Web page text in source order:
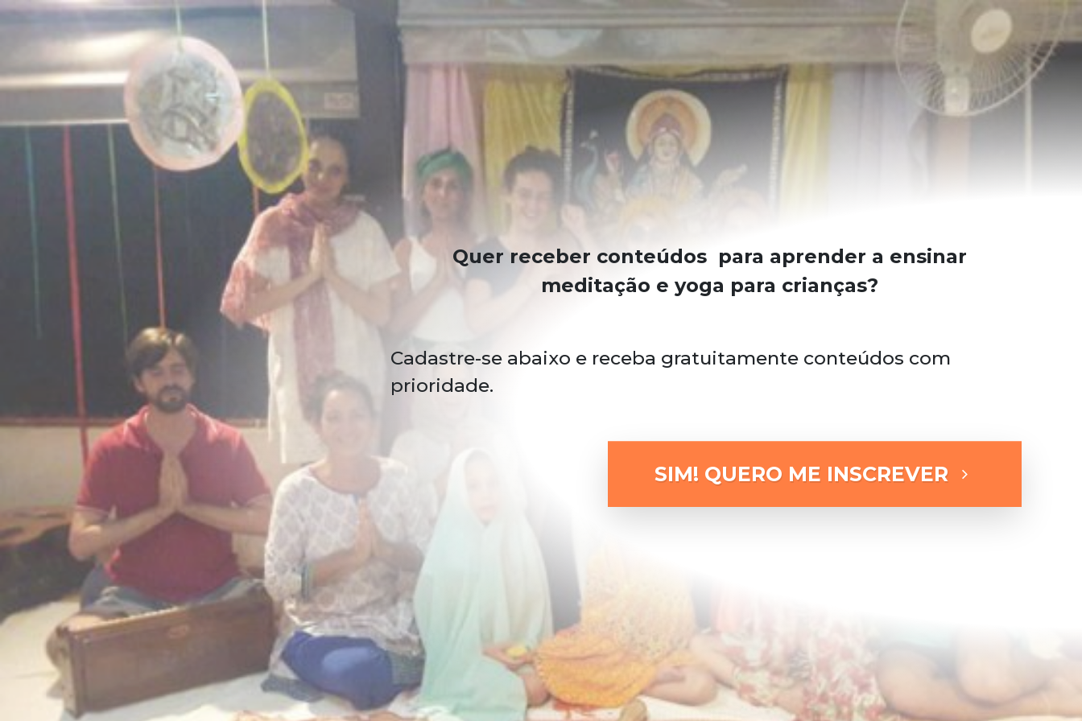
Quer receber conteúdos para aprender a ensinar
meditação e yoga para crianças?
Cadastre-se abaixo e receba gratuitamente conteúdos com
prioridade.
SIM! QUERO ME INSCREVER